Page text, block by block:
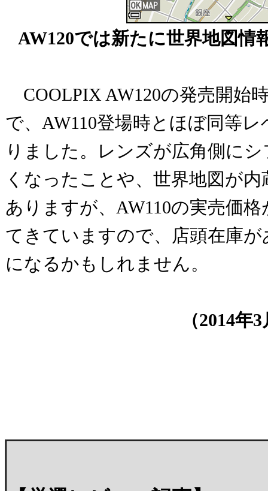
AW120では新たに世界地図情
COOLPIX AW120の発売開始
で、AW110登場時とほぼ同等
りました。レンズが広角側に
くなったことや、世界地図が
ありますが、AW110の実売価
てきていますので、店頭在庫
になるかもしれません。
（2014年